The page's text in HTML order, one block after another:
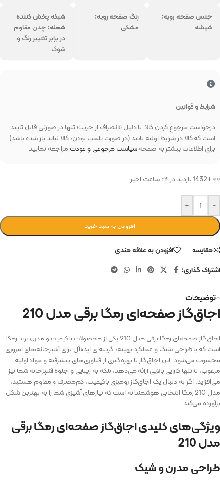
جنس صفحه رویه:
شیشه
رنگ صفحه رویه:
مشکی
شبکه پخش کننده
شعله: چدن مقاوم
در برابر تغییر رنگ و
شوک
شرایط و قوانین
درخواست مرجوع کردن کالا با دلیل «انصراف از خرید» تنها در صورتی قابل تایید
است که کالا در شرایط اولیه باشد (در صورت پلمپ بودن، کالا نباید باز شده باشد).
برای اطلاعات بیشتر به صفحهسیاست مرجوعی و عودتمراجعه نمایید.
👀 +1432 بازدید در ۲۴ ساعت اخیر
-
+
افزودن به سبد خرید
مقایسه
افزودن به علاقه مندی
اشتراک گذاری:
توضیحات
اجاق‌گاز صفحه‌ای رمگا برقی مدل 210
اجاق‌گاز صفحه‌ای رمگا برقی مدل 210 یکی از محصولات باکیفیت و مدرن برند رمگا
است که با طراحی شیک و عملکرد بهینه، گزینه‌ای ایده‌آل برای آشپزخانه‌های امروزی
محسوب می‌شود. این اجاق‌گاز با بهره‌گیری از فناوری‌های پیشرفته و مواد اولیه
مرغوب، نه‌تنها کارایی بالایی ارائه می‌دهد، بلکه به زیبایی و جلوه آشپزخانه شما نیز
می‌افزاید. اگر به دنبال یک اجاق‌گاز رومیزی باکیفیت، کم‌مصرف و مقاوم هستید،
مدل 210 رمگا انتخابی هوشمندانه است که نیازهای آشپزی شما را به بهترین شکل
برآورده می‌کند.
ویژگی‌های کلیدی اجاق‌گاز صفحه‌ای رمگا برقی
مدل 210
طراحی مدرن و شیک